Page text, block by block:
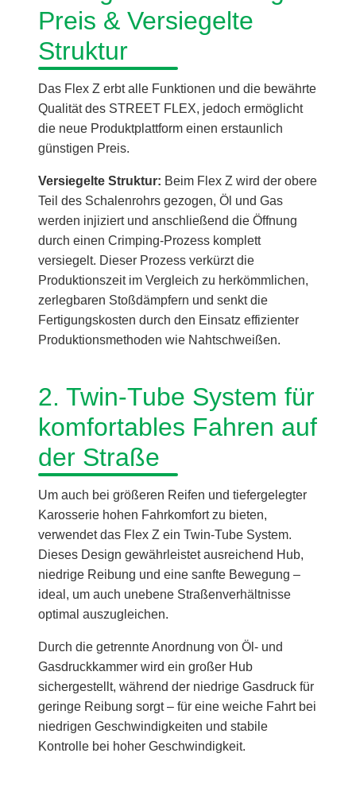
Preis & Versiegelte
Struktur
Das Flex Z erbt alle Funktionen und die bewährte
Qualität des STREET FLEX, jedoch ermöglicht
die neue Produktplattform einen erstaunlich
günstigen Preis.
Versiegelte Struktur: Beim Flex Z wird der obere
Teil des Schalenrohrs gezogen, Öl und Gas
werden injiziert und anschließend die Öffnung
durch einen Crimping-Prozess komplett
versiegelt. Dieser Prozess verkürzt die
Produktionszeit im Vergleich zu herkömmlichen,
zerlegbaren Stoßdämpfern und senkt die
Fertigungskosten durch den Einsatz effizienter
Produktionsmethoden wie Nahtschweißen.
2. Twin-Tube System für
komfortables Fahren auf
der Straße
Um auch bei größeren Reifen und tiefergelegter
Karosserie hohen Fahrkomfort zu bieten,
verwendet das Flex Z ein Twin-Tube System.
Dieses Design gewährleistet ausreichend Hub,
niedrige Reibung und eine sanfte Bewegung –
ideal, um auch unebene Straßenverhältnisse
optimal auszugleichen.
Durch die getrennte Anordnung von Öl- und
Gasdruckkammer wird ein großer Hub
sichergestellt, während der niedrige Gasdruck für
geringe Reibung sorgt – für eine weiche Fahrt bei
niedrigen Geschwindigkeiten und stabile
Kontrolle bei hoher Geschwindigkeit.